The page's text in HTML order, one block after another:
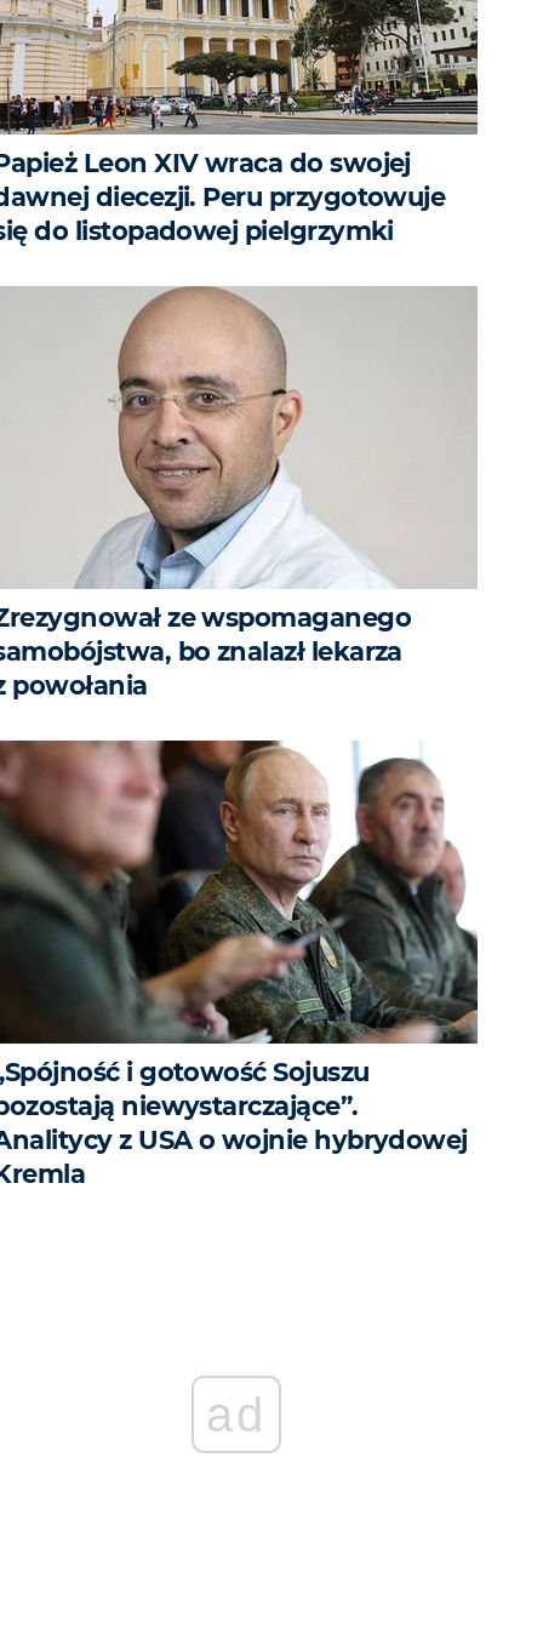
Leon XIV wraca do swojej
diecezji. Peru przygotowuje
do listopadowej pielgrzymki
ze wspomaganego
bo znalazł lekarza
powołania
i gotowość Sojuszu
niewystarczające”.
z USA o wojnie hybrydowej
ad